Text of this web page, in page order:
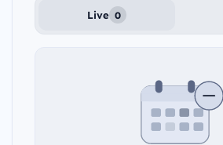
Live 0